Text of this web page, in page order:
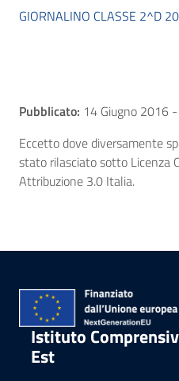
GIORNALINO CLASSE 2^D
Pubblicato: 14 Giugno 2016 -
Eccetto dove diversamente
stato rilasciato sotto Licenza
Attribuzione 3.0 Italia.
Istituto
Est